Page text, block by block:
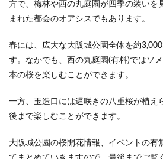
方で、梅林や西の丸庭園が四季の装いを
まれた都会のオアシスでもあります。
春には、広大な大阪城公園全体を約
す。なかでも、西の丸庭園(有料)ではソ
本の桜を楽しむことができます。
一方、玉造口には遅咲きの八重桜が植え
後まで楽しむことができます。
大阪城公園の桜開花情報、イベントの有